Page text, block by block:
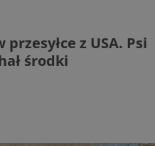
z USA. Psi
środki